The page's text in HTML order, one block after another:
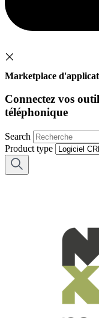
Marketplace
Connectez vos
téléphonique
Search
Product type